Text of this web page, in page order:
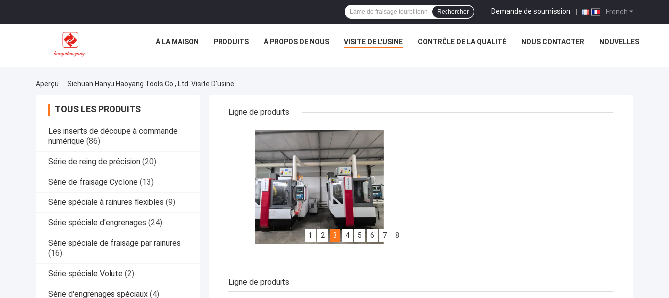
French
Demande de soumission |
Rechercher
À LA MAISON PRODUITS À PROPOS DE NOUS VISITE DE L'USINE CONTRÔLE DE LA QUALITÉ NOUS CONTACTER NOUVELLES
Aperçu Sichuan Hanyu Haoyang Tools Co., Ltd. Visite D'usine
TOUS LES PRODUITS
Les inserts de découpe à commande
numérique (86)
Série de reing de précision (20)
Série de fraisage Cyclone (13)
Série spéciale à rainures flexibles (9)
Série spéciale d'engrenages (24)
Série spéciale de fraisage par rainures
(16)
Série spéciale Volute (2)
Série d'engrenages spéciaux (4)
Ligne de produits
1 2 3 4 5 6 7
8
Ligne de produits